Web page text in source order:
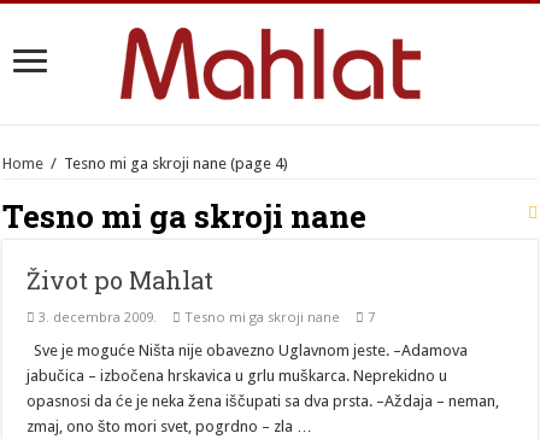
Home / Tesno mi ga skroji nane (page 4)
Tesno mi ga skroji nane
Život po Mahlat
3. decembra 2009. Tesno mi ga skroji nane
7
Sve je moguće Ništa nije obavezno Uglavnom jeste. –Adamova
jabučica – izbočena hrskavica u grlu muškarca. Neprekidno u
opasnosi da će je neka žena iščupati sa dva prsta. –Aždaja – neman,
zmaj, ono što mori svet, pogrdno – zla …